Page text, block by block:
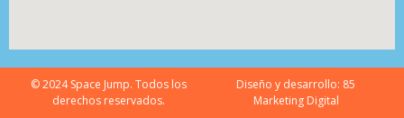
© 2024 Space Jump. Todos los
derechos reservados.
Diseño y desarrollo: 85
Marketing Digital